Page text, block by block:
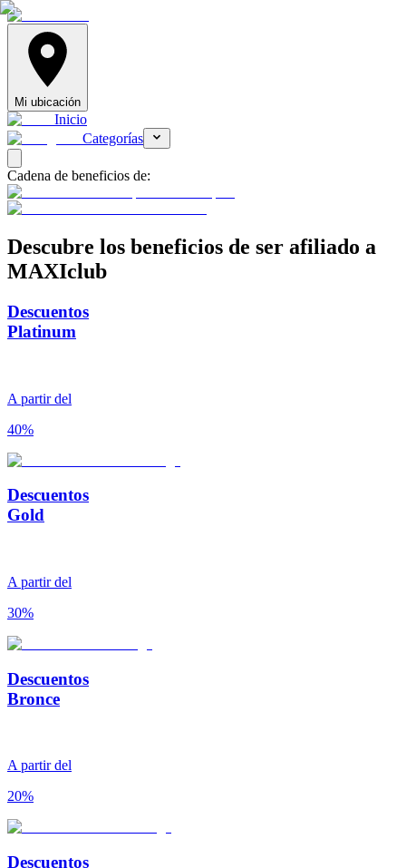
Mi ubicación
Inicio
Categorías
Cadena de beneficios de:
Descubre los beneficios de ser afiliado a
MAXIclub
Descuentos
Platinum
A partir del
40%
Descuentos
Gold
A partir del
30%
Descuentos
Bronce
A partir del
20%
Descuentos